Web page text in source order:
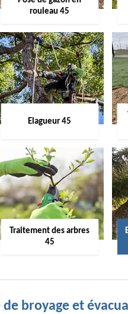
rouleau 45
Elagueur 45
Traitement des arbres
45
de broyage et